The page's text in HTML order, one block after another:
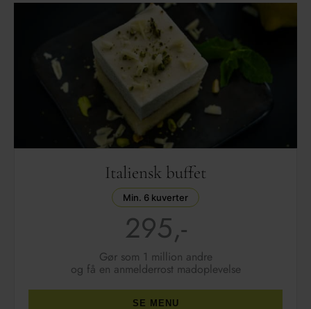
Italiensk buffet
Min. 6 kuverter
295,-
Gør som 1 million andre
og få en anmelderrost madoplevelse
SE MENU